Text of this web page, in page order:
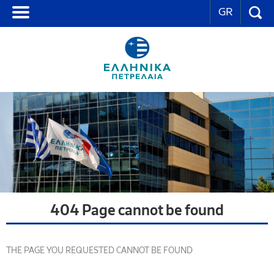
GR
404 Page cannot be found
THE PAGE YOU REQUESTED CANNOT BE FOUND